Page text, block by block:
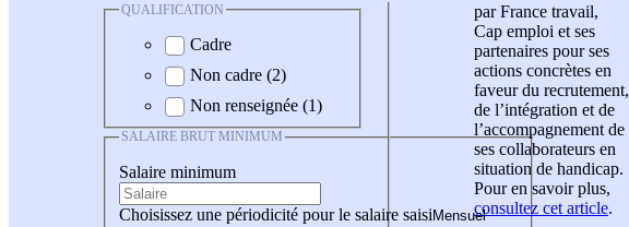
QUALIFICATION
Cadre
Non cadre (2)
Non renseignée (1)
SALAIRE BRUT MINIMUM
Salaire minimum
Choisissez une périodicité pour le salaire saisi
par France travail,
Cap emploi et ses
partenaires pour ses
actions concrètes en
faveur du recrutement,
de l’intégration et de
l’accompagnement de
ses collaborateurs en
situation de handicap.
Pour en savoir plus,
consultez cet article.